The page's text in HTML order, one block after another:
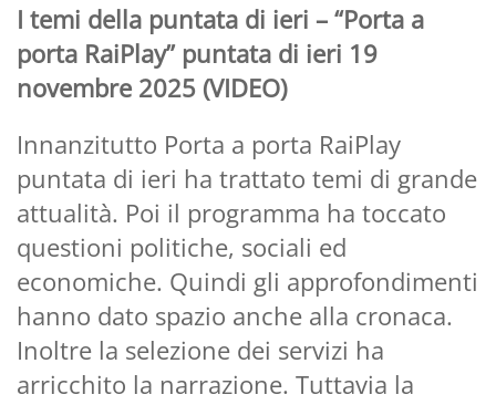
I temi della puntata di ieri – “Porta a
porta RaiPlay” puntata di ieri 19
novembre 2025 (VIDEO)
Innanzitutto Porta a porta RaiPlay
puntata di ieri ha trattato temi di grande
attualità. Poi il programma ha toccato
questioni politiche, sociali ed
economiche. Quindi gli approfondimenti
hanno dato spazio anche alla cronaca.
Inoltre la selezione dei servizi ha
arricchito la narrazione. Tuttavia la